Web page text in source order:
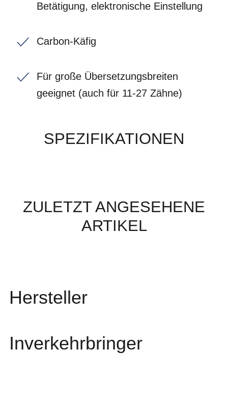
Betätigung, elektronische Einstellung
Carbon-Käfig
Für große Übersetzungsbreiten
geeignet (auch für 11-27 Zähne)
SPEZIFIKATIONEN
ZULETZT ANGESEHENE
ARTIKEL
Hersteller
Inverkehrbringer